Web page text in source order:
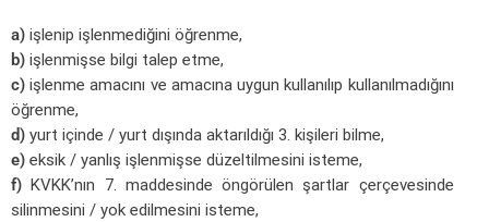
a) işlenip işlenmediğini öğrenme,
b) işlenmişse bilgi talep etme,
c)işlenme amacını ve amacına uygun kullanılıp kullanılmadığını
öğrenme,
d) yurt içinde / yurt dışında aktarıldığı 3. kişileri bilme,
e) eksik / yanlış işlenmişse düzeltilmesini isteme,
f)KVKK’nın 7. maddesinde öngörülen şartlar çerçevesinde
silinmesini / yok edilmesini isteme,